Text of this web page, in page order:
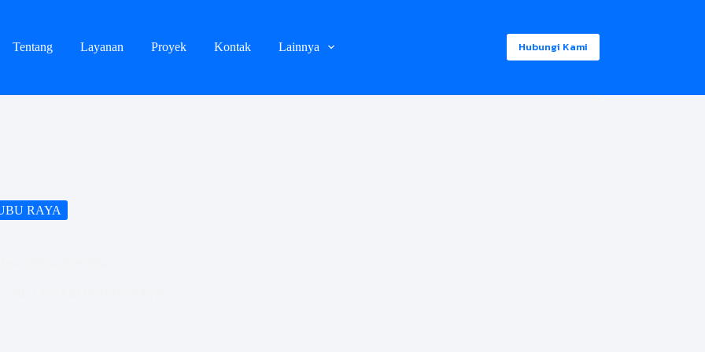
Tentang Layanan Proyek Kontak Lainnya Hubungi Kami
RAYA